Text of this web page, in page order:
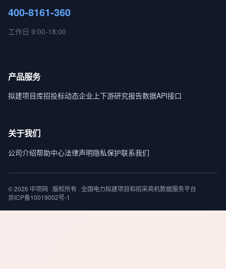
400-8161-360
工作日 9:00-18:00
产品服务
拟建项目库招投标动态企业上下游研究报告数据API接口
关于我们
公司介绍帮助中心法律声明隐私保护联系我们
© 2026 中项网 · 版权所有 · 全国电力拟建项目和招采商机数据服务平台
京ICP备10019002号-1